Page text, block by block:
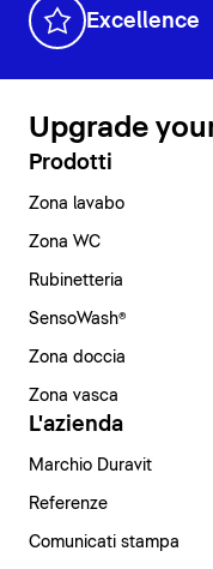
Excellence
Upgrade
Prodotti
Zona lavabo
Zona WC
Rubinetteria
SensoWash®
Zona doccia
Zona vasca
L'azienda
Marchio Duravit
Referenze
Comunicati stampa